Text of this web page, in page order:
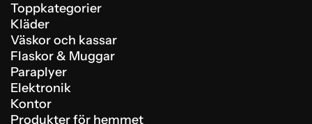
Toppkategorier
Kläder
Väskor och kassar
Flaskor & Muggar
Paraplyer
Elektronik
Kontor
Produkter för hemmet